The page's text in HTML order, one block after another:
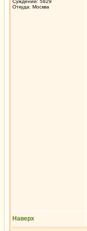
Суждений: 5829
Откуда: Москва
Наверх